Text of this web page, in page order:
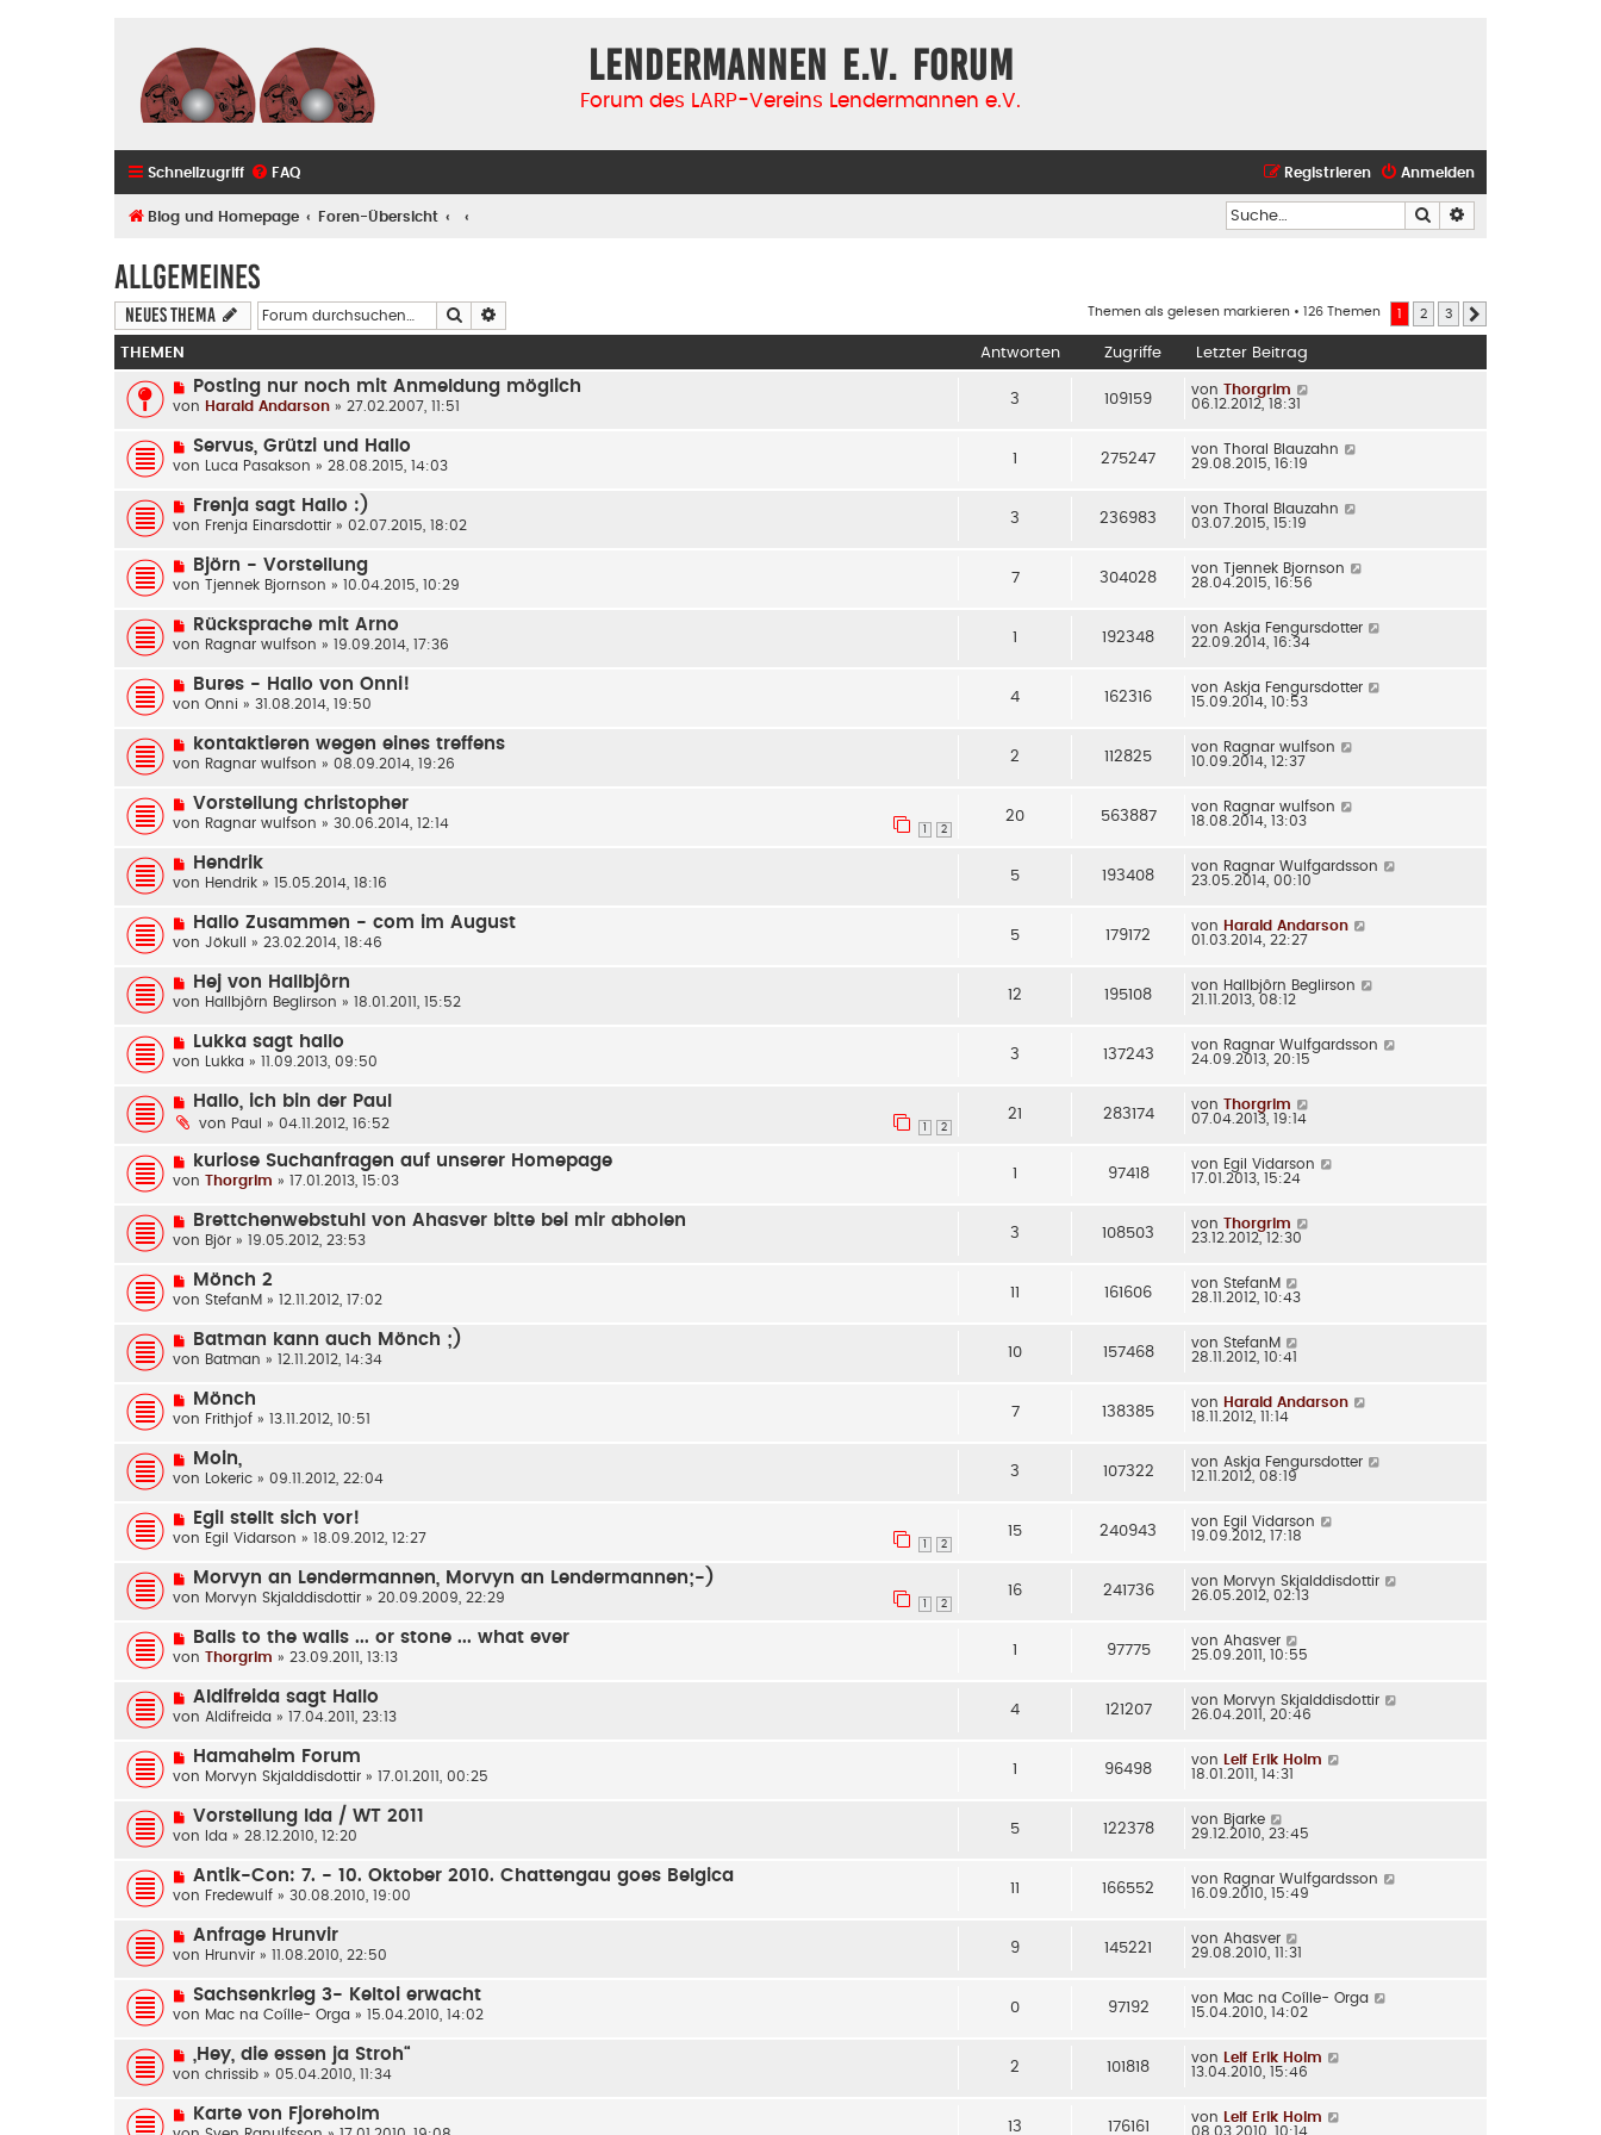
Lendermannen e.V. Forum
Forum des LARP-Vereins Lendermannen e.V.
Schnellzugriff FAQ Anmelden
Registrieren
Blog und Homepage Foren-Übersicht Suche
Allgemeines
Neues Thema Suche Themen als gelesen markieren • 126 Themen 1 2 3
THEMEN Antworten Zugriffe Letzter Beitrag
Posting nur noch mit Anmeldung möglich
von Harald Andarson » 27.02.2007, 11:51 3 109159
von Thorgrim
06.12.2012, 18:31
Servus, Grützi und Hallo
von Luca Pasakson » 28.08.2015, 14:03 1 275247
von Thoral Blauzahn
29.08.2015, 16:19
Frenja sagt Hallo :)
von Frenja Einarsdottir » 02.07.2015, 18:02 3 236983
von Thoral Blauzahn
03.07.2015, 15:19
Björn - Vorstellung
von Tjennek Bjornson » 10.04.2015, 10:29 7 304028
von Tjennek Bjornson
28.04.2015, 16:56
Rücksprache mit Arno
von Ragnar wulfson » 19.09.2014, 17:36 1 192348
von Askja Fengursdotter
22.09.2014, 16:34
Bures - Hallo von Onni!
von Onni » 31.08.2014, 19:50 4 162316
von Askja Fengursdotter
15.09.2014, 10:53
kontaktieren wegen eines treffens
von Ragnar wulfson » 08.09.2014, 19:26 2 112825
von Ragnar wulfson
10.09.2014, 12:37
Vorstellung christopher
von Ragnar wulfson » 30.06.2014, 12:14 2
20 563887
von Ragnar wulfson
18.08.2014, 13:03
Hendrik
von Hendrik » 15.05.2014, 18:16 5 193408
von Ragnar Wulfgardsson
23.05.2014, 00:10
Hallo Zusammen - com im August
von Jökull » 23.02.2014, 18:46 5 179172
von Harald Andarson
01.03.2014, 22:27
Hej von Hallbjôrn
von Hallbjôrn Beglirson » 18.01.2011, 15:52 12 195108
von Hallbjôrn Beglirson
21.11.2013, 08:12
Lukka sagt hallo
von Lukka » 11.09.2013, 09:50 3 137243
von Ragnar Wulfgardsson
24.09.2013, 20:15
Hallo, ich bin der Paul
von Paul » 04.11.2012, 16:52 2
21 283174
von Thorgrim
07.04.2013, 19:14
kuriose Suchanfragen auf unserer Homepage
von Thorgrim » 17.01.2013, 15:03 1 97418
von Egil Vidarson
17.01.2013, 15:24
Brettchenwebstuhl von Ahasver bitte bei mir abholen
von Björ » 19.05.2012, 23:53 3 108503
von Thorgrim
23.12.2012, 12:30
Mönch 2
von StefanM » 12.11.2012, 17:02 11 161606
von StefanM
28.11.2012, 10:43
Batman kann auch Mönch ;)
von Batman » 12.11.2012, 14:34 10 157468
von StefanM
28.11.2012, 10:41
Mönch
von Frithjof » 13.11.2012, 10:51 7 138385
von Harald Andarson
18.11.2012, 11:14
Moin,
von Lokeric » 09.11.2012, 22:04 3 107322
von Askja Fengursdotter
12.11.2012, 08:19
Egil stellt sich vor!
von Egil Vidarson » 18.09.2012, 12:27 2
15 240943
von Egil Vidarson
19.09.2012, 17:18
Morvyn an Lendermannen, Morvyn an Lendermannen;-)
von Morvyn Skjalddisdottir » 20.09.2009, 22:29 2
16 241736
von Morvyn Skjalddisdottir
26.05.2012, 02:13
Balls to the walls ... or stone ... what ever
von Thorgrim » 23.09.2011, 13:13 1 97775
von Ahasver
25.09.2011, 10:55
Aldifreida sagt Hallo
von Aldifreida » 17.04.2011, 23:13 4 121207
von Morvyn Skjalddisdottir
26.04.2011, 20:46
Hamaheim Forum
von Morvyn Skjalddisdottir » 17.01.2011, 00:25 1 96498
von
Leif Erik Holm
18.01.2011, 14:31
Vorstellung Ida / WT 2011
von Ida » 28.12.2010, 12:20 5 122378
von Bjarke
29.12.2010, 23:45
Antik-Con: 7. - 10. Oktober 2010. Chattengau goes Belgica
von Fredewulf » 30.08.2010, 19:00 11 166552
von Ragnar Wulfgardsson
16.09.2010, 15:49
Anfrage Hrunvir
von Hrunvir » 11.08.2010, 22:50 9 145221
von Ahasver
29.08.2010, 11:31
Sachsenkrieg 3- Keltoi erwacht
von Mac na Coílle- Orga » 15.04.2010, 14:02 0 97192
von Mac na Coílle- Orga
15.04.2010, 14:02
„Hey, die essen ja Stroh“
von chrissib » 05.04.2010, 11:34 2 101818
von
Leif Erik Holm
13.04.2010, 15:46
Karte von Fjoreholm
13 176161
von
Leif Erik Holm
08.03.2010, 10:14